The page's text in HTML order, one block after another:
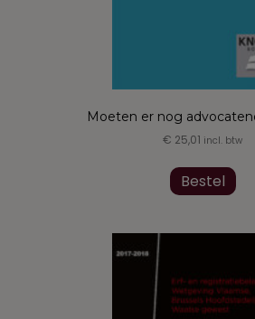
Moeten er nog
€ 25,01 incl. btw
Bestel